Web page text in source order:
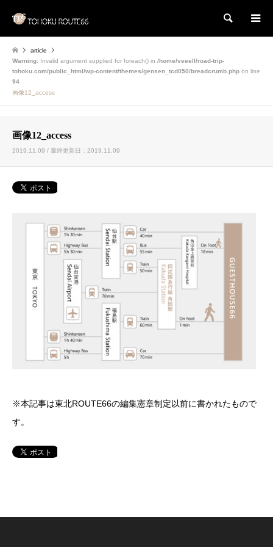
検索
article
Warning: Invalid argument supplied for foreach() in /home/veeell/road-trip-
tohoku.com/public_html/wp-content/themes/gensen_tcd050/breadcrumb.php on line
94
画像12_access
画像12_access
2019.11.09 / 最終更新日：2019.11.09
※本記事は東北ROUTE66の編集憲章制定以前に書かれたもので
す。